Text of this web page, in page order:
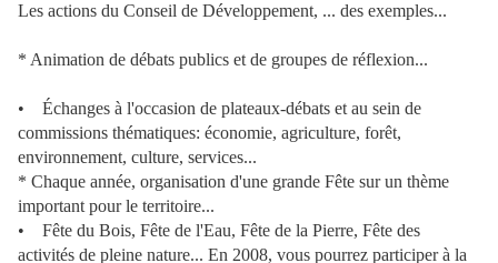
Les actions du Conseil de Développement, ... des exemples...
* Animation de débats publics et de groupes de réflexion...
• Échanges à l'occasion de plateaux-débats et au sein de
commissions thématiques: économie, agriculture, forêt,
environnement, culture, services...
* Chaque année, organisation d'une grande Fête sur un thème
important pour le territoire...
• Fête du Bois, Fête de l'Eau, Fête de la Pierre, Fête des
activités de pleine nature... En 2008, vous pourrez participer à la